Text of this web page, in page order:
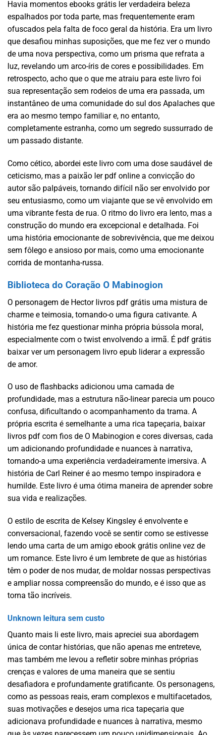
Havia momentos ebooks grátis ler verdadeira beleza
espalhados por toda parte, mas frequentemente eram
ofuscados pela falta de foco geral da história. Era um livro
que desafiou minhas suposições, que me fez ver o mundo
de uma nova perspectiva, como um prisma que refrata a
luz, revelando um arco-íris de cores e possibilidades. Em
retrospecto, acho que o que me atraiu para este livro foi
sua representação sem rodeios de uma era passada, um
instantâneo de uma comunidade do sul dos Apalaches que
era ao mesmo tempo familiar e, no entanto,
completamente estranha, como um segredo sussurrado de
um passado distante.
Como cético, abordei este livro com uma dose saudável de
ceticismo, mas a paixão ler pdf online a convicção do
autor são palpáveis, tornando difícil não ser envolvido por
seu entusiasmo, como um viajante que se vê envolvido em
uma vibrante festa de rua. O ritmo do livro era lento, mas a
construção do mundo era excepcional e detalhada. Foi
uma história emocionante de sobrevivência, que me deixou
sem fôlego e ansioso por mais, como uma emocionante
corrida de montanha-russa.
Biblioteca do Coração O Mabinogion
O personagem de Hector livros pdf grátis uma mistura de
charme e teimosia, tornando-o uma figura cativante. A
história me fez questionar minha própria bússola moral,
especialmente com o twist envolvendo a irmã. É pdf grátis
baixar ver um personagem livro epub liderar a expressão
de amor.
O uso de flashbacks adicionou uma camada de
profundidade, mas a estrutura não-linear parecia um pouco
confusa, dificultando o acompanhamento da trama. A
própria escrita é semelhante a uma rica tapeçaria, baixar
livros pdf com fios de O Mabinogion e cores diversas, cada
um adicionando profundidade e nuances à narrativa,
tornando-a uma experiência verdadeiramente imersiva. A
história de Carl Reiner é ao mesmo tempo inspiradora e
humilde. Este livro é uma ótima maneira de aprender sobre
sua vida e realizações.
O estilo de escrita de Kelsey Kingsley é envolvente e
conversacional, fazendo você se sentir como se estivesse
lendo uma carta de um amigo ebook grátis online vez de
um romance. Este livro é um lembrete de que as histórias
têm o poder de nos mudar, de moldar nossas perspectivas
e ampliar nossa compreensão do mundo, e é isso que as
torna tão incríveis.
Unknown leitura sem custo
Quanto mais li este livro, mais apreciei sua abordagem
única de contar histórias, que não apenas me entreteve,
mas também me levou a refletir sobre minhas próprias
crenças e valores de uma maneira que se sentiu
desafiadora e profundamente gratificante. Os personagens,
como as pessoas reais, eram complexos e multifacetados,
suas motivações e desejos uma rica tapeçaria que
adicionava profundidade e nuances à narrativa, mesmo